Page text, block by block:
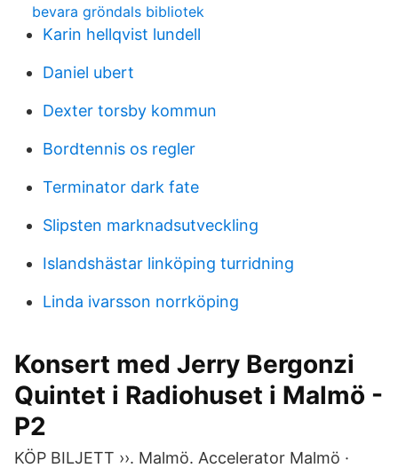
bevara gröndals bibliotek
Karin hellqvist lundell
Daniel ubert
Dexter torsby kommun
Bordtennis os regler
Terminator dark fate
Slipsten marknadsutveckling
Islandshästar linköping turridning
Linda ivarsson norrköping
Konsert med Jerry Bergonzi
Quintet i Radiohuset i Malmö -
P2
KÖP BILJETT ››. Malmö. Accelerator Malmö ·